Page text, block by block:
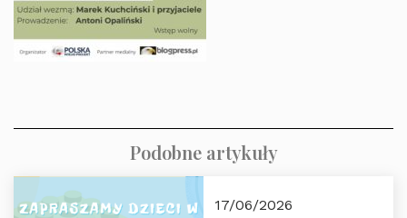
Podobne artykuły
17/06/2026